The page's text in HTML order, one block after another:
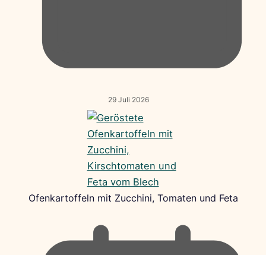
29 Juli 2026
Ofenkartoffeln mit Zucchini, Tomaten und Feta